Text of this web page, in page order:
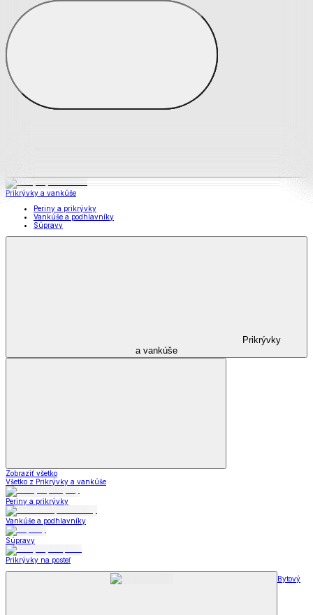
Matrace
Chrániče na matrace
Prikrývky a vankúše
Periny a prikrývky
Vankúše a podhlavníky
Súpravy
Prikrývky
a vankúše
Zobraziť všetko
Všetko z Prikrývky a vankúše
Periny a prikrývky
Vankúše a podhlavníky
Súpravy
Prikrývky na posteľ
Bytový